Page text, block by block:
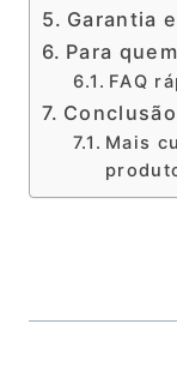
Garantia
Para
FAQ
Conclusão
Mais